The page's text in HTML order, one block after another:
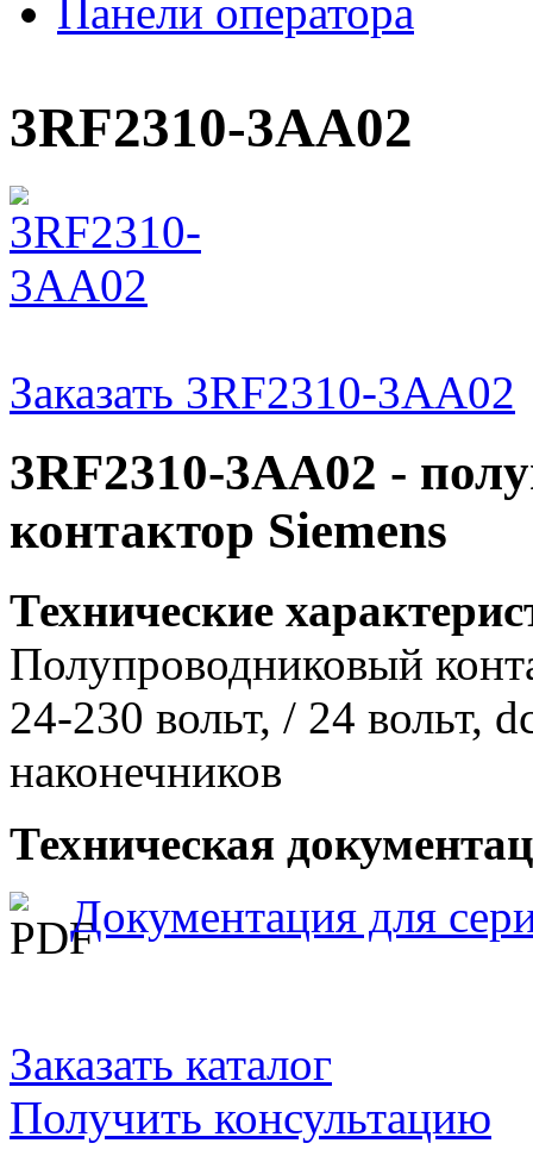
Панели оператора
3RF2310-3AA02
Заказать 3RF2310-3AA02
3RF2310-3AA02 -
контактор Siemens
Технические
Полупроводниковый
24-230 вольт, / 24 вольт,
наконечников
Техническая
Документация для
Заказать каталог
Получить консультацию